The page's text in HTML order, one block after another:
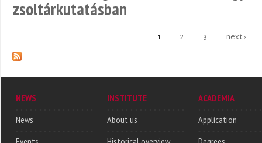
zsoltárkutatásban
1 2 3 next ›
NEWS
News
INSTITUTE
About us
ACADEMIA
Application